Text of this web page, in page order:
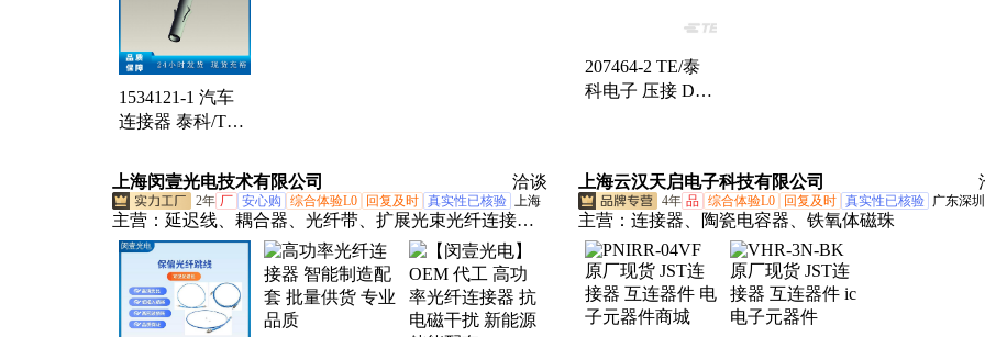
1534121-1 汽车
连接器 泰科/TE
20+
207464-2 TE/泰
科电子 压接 D-
上海闵壹光电技术有限公司 洽谈
2年 厂 安心购 综合体验L0 回复及时 真实性已核验 上海
主营： 延迟线、耦合器、光纤带、扩展光束光纤连接
器、辅助照明、光纤探头、多芯光纤扇、光纤环形器、
信号合束器、可调光衰减器、单模单芯跳线、在线光隔
离器、光纤偏振控制器、光纤分路器、光纤耦合器、特
种光纤跳线、保偏光纤跳线、保偏透镜光纤、保偏光纤
上海云汉天启电子科技有限公司
4年 品 综合体验L0 回复及时 真实性已核验 广东深圳
主营： 连接器、陶瓷电容器、铁氧体磁珠